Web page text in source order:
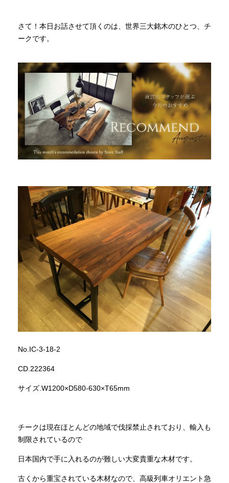
よくあるご質問
お問い合わせ
さて！本日お話させて頂くのは、世界三大銘木のひとつ、チ
ークです。
No.IC-3-18-2
CD.222364
サイズ.W1200×D580-630×T65mm
チークは現在ほとんどの地域で伐採禁止されており、輸入も
制限されているので
日本国内で手に入れるのが難しい大変貴重な木材です。
古くから重宝されている木材なので、高級列車オリエント急